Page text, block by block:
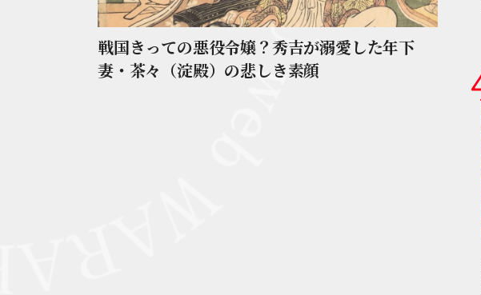
戦国きっての悪役令嬢？秀吉が溺愛した年下
妻・茶々（淀殿）の悲しき素顔